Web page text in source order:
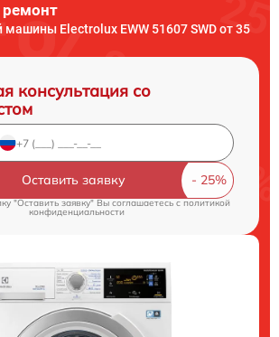
машины Electrolux EWW 51607 SWD от 35
консультация со
Оставить заявку
"Оставить заявку" Вы соглашаетесь cполитикой
конфиденциальности